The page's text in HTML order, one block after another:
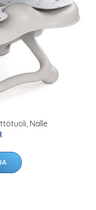
Nalle